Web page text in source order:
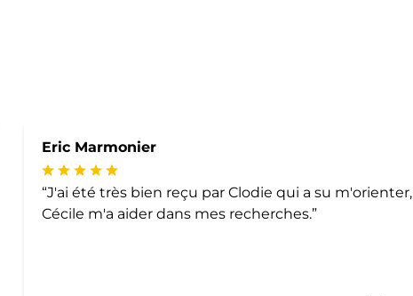
Eric Marmonier
J'ai été très bien reçu par Clodie qui a su m'orienter, et
Cécile m'a aider dans mes recherches.